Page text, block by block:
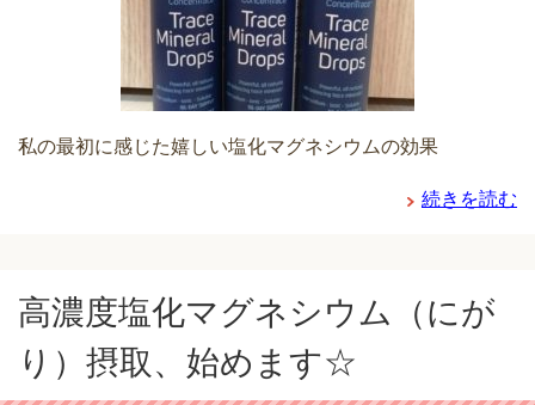
私の最初に感じた嬉しい塩化マグネシウムの効果
続きを読む
高濃度塩化マグネシウム（にが
り）摂取、始めます☆